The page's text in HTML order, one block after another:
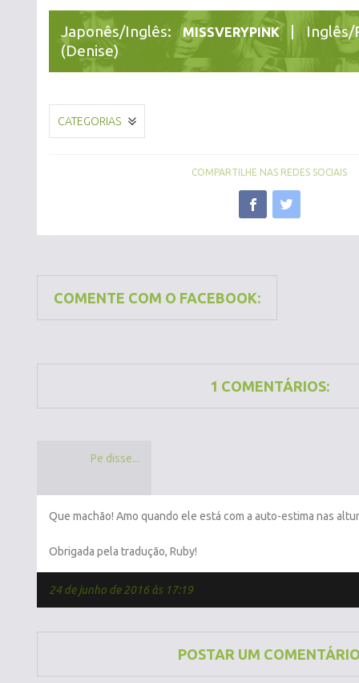
Japonês/Inglês:MISSVERYPINK| Inglês/
(Denise)
CATEGORIAS
COMPARTILHE NAS REDES SOCIAIS
COMENTE COM O FACEBOOK:
1 COMENTÁRIOS:
Pe disse...
Que machão! Amo quando ele está com a auto-estima nas
Obrigada pela tradução, Ruby!
24 de junho de 2016 às 17:19
POSTAR UM